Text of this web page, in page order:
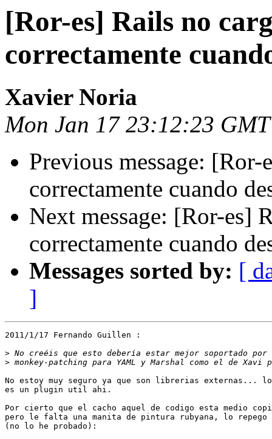
[Ror-es] Rails no
correctamente
Xavier Noria
Mon Jan 17 23:12:23
Previous message: [Ror-
correctamente cuando
Next message: [Ror-es]
correctamente cuando
Messages sorted by: [
]
2011/1/17 Fernando Guillen :
>
>
No estoy muy seguro ya que son librerias externas...
es un plugin util ahi.
Por cierto que el cacho aquel de codigo esta medio
pero le falta una manita de pintura rubyana, lo repego
(no lo he probado):